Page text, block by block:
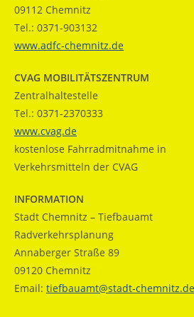
09112 Chemnitz
Tel.: 0371-903132
www.adfc-chemnitz.de
CVAG MOBILITÄTSZENTRUM
Zentralhaltestelle
Tel.: 0371-2370333
www.cvag.de
kostenlose Fahrradmitnahme in
Verkehrsmitteln der CVAG
INFORMATION
Stadt Chemnitz – Tiefbauamt
Radverkehrsplanung
Annaberger Straße 89
09120 Chemnitz
Email: tiefbauamt@stadt-chemnitz.de